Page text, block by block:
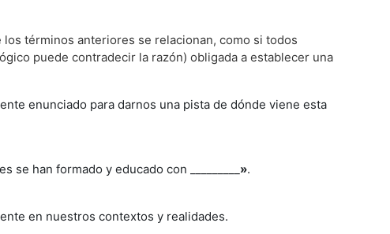
términos anteriores se relacionan, como si todos
puede contradecir la razón) obligada a establecer una
enunciado para darnos una pista de dónde viene esta
han formado y educado con _________ ».
en nuestros contextos y realidades.